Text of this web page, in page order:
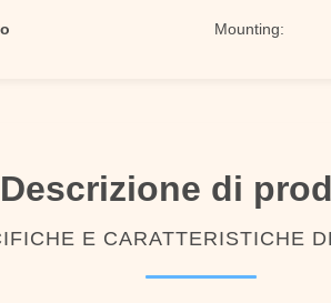
Mounting:
Descrizione di
E CARATTERISTICHE